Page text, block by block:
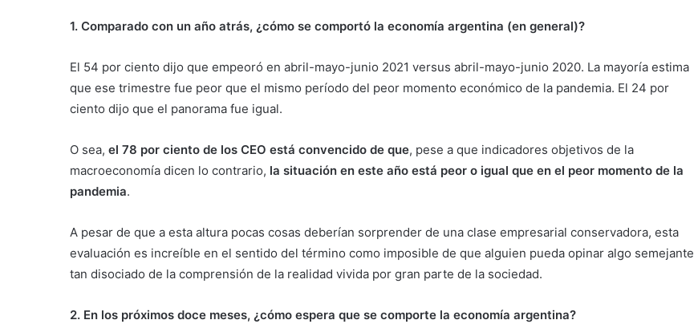
1. Comparado con un año atrás, ¿cómo se comportó la economía argentina (en general)?
El 54 por ciento dijo que empeoró en abril-mayo-junio 2021 versus abril-mayo-junio 2020. La mayoría estima
que ese trimestre fue peor que el mismo período del peor momento económico de la pandemia. El 24 por
ciento dijo que el panorama fue igual.
O sea, el 78 por ciento de los CEO está convencido de que, pese a que indicadores objetivos de la
macroeconomía dicen lo contrario, la situación en este año está peor o igual que en el peor momento de la
pandemia.
A pesar de que a esta altura pocas cosas deberían sorprender de una clase empresarial conservadora, esta
evaluación es increíble en el sentido del término como imposible de que alguien pueda opinar algo semejante
tan disociado de la comprensión de la realidad vivida por gran parte de la sociedad.
2. En los próximos doce meses, ¿cómo espera que se comporte la economía argentina?